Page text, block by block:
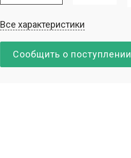
Все характеристики
Сообщить о поступлении